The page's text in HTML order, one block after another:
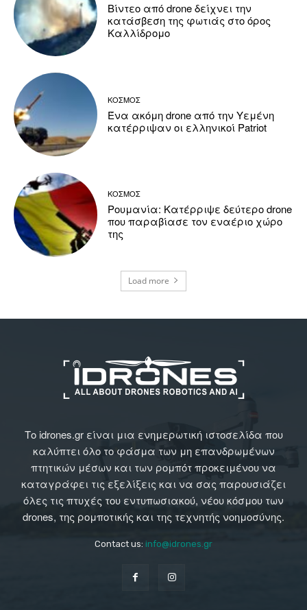
Βίντεο από drone δείχνει την
κατάσβεση της φωτιάς στο όρος
Καλλίδρομο
ΚΟΣΜΟΣ
Ένα ακόμη drone από την Υεμένη
κατέρριψαν οι ελληνικοί Patriot
ΚΟΣΜΟΣ
Ρουμανία: Κατέρριψε δεύτερο drone
που παραβίασε τον εναέριο χώρο
της
Load more
Το idrones.gr είναι μια ενημερωτική ιστοσελίδα που
καλύπτει όλο το φάσμα των μη επανδρωμένων
πτητικών μέσων και των ρομπότ προκειμένου να
καταγράφει τις εξελίξεις και να σας παρουσιάζει
όλες τις πτυχές του εντυπωσιακού, νέου κόσμου των
drones, της ρομποτικής και της τεχνητής νοημοσύνης.
Contact us: info@idrones.gr